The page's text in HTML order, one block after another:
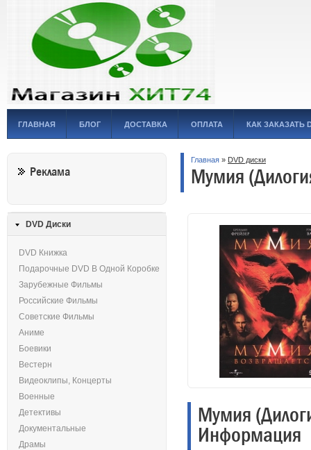
ГЛАВНАЯ БЛОГ ДОСТАВКА ОПЛАТА КАК ЗАКАЗАТЬ
Главная » DVD диски
Мумия
Мумия
Информация
Реклама
DVD Диски
DVD Книжка
Подарочные DVD В Одной Коробке
Зарубежные Фильмы
Российские Фильмы
Советские Фильмы
Аниме
Боевики
Вестерн
Видеоклипы, Концерты
Военные
Детективы
Документальные
Драмы